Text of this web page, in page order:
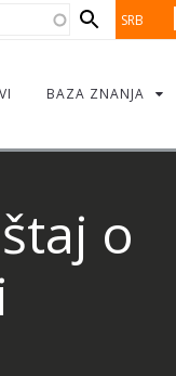
SRB
BAZA ZNANJA
o